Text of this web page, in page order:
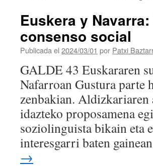
Euskera y
consenso social
Publicada el 2024/03/01 por Patxi
GALDE 43 Euskararen
Nafarroan Gustura parte
zenbakian.
idazteko proposamena
soziolinguista bikain eta
interesgarri baten
→